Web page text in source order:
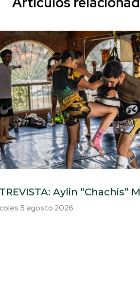
Aylin “Chachis”
5 agosto 2026